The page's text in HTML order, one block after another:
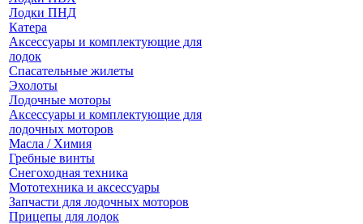
Лодки ПНД
Катера
Аксессуары и комплектующие для
лодок
Спасательные жилеты
Эхолоты
Лодочные моторы
Аксессуары и комплектующие для
лодочных моторов
Масла / Химия
Гребные винты
Снегоходная техника
Мототехника и аксессуары
Запчасти для лодочных моторов
Прицепы для лодок